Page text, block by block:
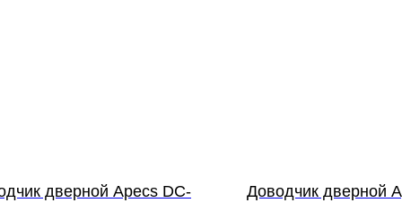
дверной Apecs DC-
Доводчик дверной